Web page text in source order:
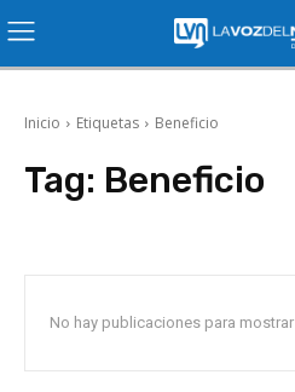
Inicio Etiquetas Beneficio
Tag: Beneficio
No hay publicaciones para mostrar